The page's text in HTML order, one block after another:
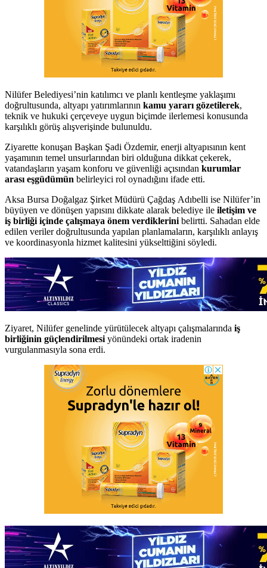
Nilüfer Belediyesi’nin katılımcı ve planlı kentleşme yaklaşımı
doğrultusunda, altyapı yatırımlarının kamu yararı gözetilerek,
teknik ve hukuki çerçeveye uygun biçimde ilerlemesi konusunda
karşılıklı görüş alışverişinde bulunuldu.
Ziyarette konuşan Başkan Şadi Özdemir, enerji altyapısının kent
yaşamının temel unsurlarından biri olduğuna dikkat çekerek,
vatandaşların yaşam konforu ve güvenliği açısından kurumlar
arası eşgüdümün belirleyici rol oynadığını ifade etti.
Aksa Bursa Doğalgaz Şirket Müdürü Çağdaş Adıbelli ise Nilüfer’in
büyüyen ve dönüşen yapısını dikkate alarak belediye ile iletişim ve
iş birliği içinde çalışmaya önem verdiklerini belirtti. Sahadan elde
edilen veriler doğrultusunda yapılan planlamaların, karşılıklı anlayış
ve koordinasyonla hizmet kalitesini yükselttiğini söyledi.
Ziyaret, Nilüfer genelinde yürütülecek altyapı çalışmalarında iş
birliğinin güçlendirilmesi yönündeki ortak iradenin
vurgulanmasıyla sona erdi.